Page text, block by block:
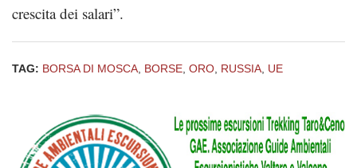
crescita dei salari”.
TAG: BORSA DI MOSCA BORSE ORO RUSSIA UE